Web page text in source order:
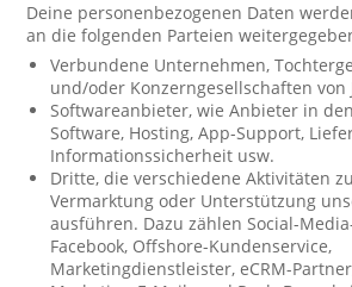
Deine personenbezogenen Daten
an die folgenden Parteien
Verbundene Unternehmen,
und/oder Konzerngesellschaften von
Softwareanbieter, wie Anbieter in
Software, Hosting, App-Support,
Informationssicherheit usw.
Dritte, die verschiedene Aktivitäten
Vermarktung oder Unterstützung
ausführen. Dazu zählen Social-
Facebook, Offshore-Kundenservice,
Marketingdienstleister, eCRM-